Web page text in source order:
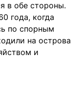
в обе стороны.
года, когда
по спорным
на острова
и